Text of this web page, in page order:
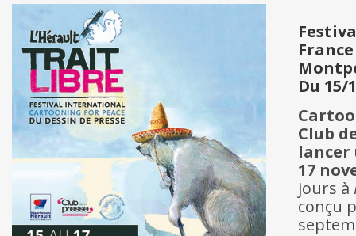
France
Du 15/
Club
lancer
17
jours à
conçu